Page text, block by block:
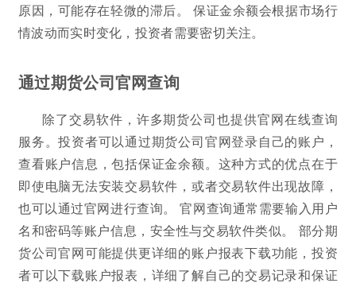
原因，可能存在轻微的滞后。 保证金余额会根据市场行
情波动而实时变化，投资者需要密切关注。
通过期货公司官网查询
除了交易软件，许多期货公司也提供官网在线查询
服务。投资者可以通过期货公司官网登录自己的账户，
查看账户信息，包括保证金余额。这种方式的优点在于
即使电脑无法安装交易软件，或者交易软件出现故障，
也可以通过官网进行查询。 官网查询通常需要输入用户
名和密码等账户信息，安全性与交易软件类似。 部分期
货公司官网可能提供更详细的账户报表下载功能，投资
者可以下载账户报表，详细了解自己的交易记录和保证